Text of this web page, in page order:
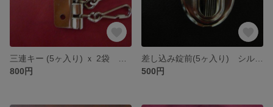
800円
500円